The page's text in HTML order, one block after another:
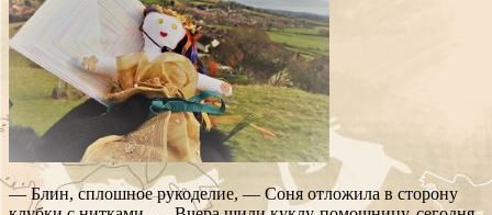
— Блин, сплошное рукоделие, — Соня отложила в сторону